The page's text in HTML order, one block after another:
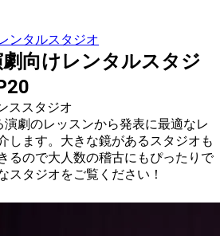
ンタルスタジオ
劇向けレンタルスタジ
ススタジオ
劇のレッスンから発表に最適なレ
します。大きな鏡があるスタジオも
るので大人数の稽古にもぴったりで
スタジオをご覧ください！